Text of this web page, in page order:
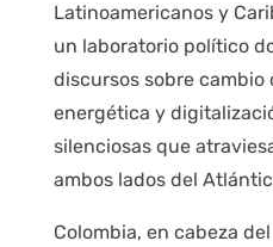
Latinoamericanos y
un laboratorio político
discursos sobre
energética y
silenciosas que
ambos lados del
Colombia, en cabeza